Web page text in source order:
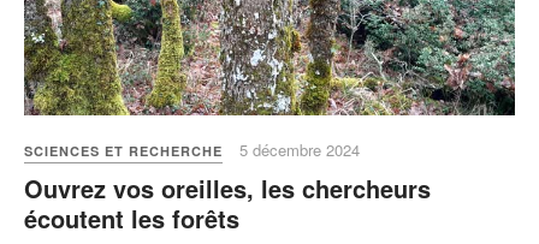
SCIENCES ET RECHERCHE 5 décembre 2024
Ouvrez vos oreilles, les chercheurs
écoutent les forêts